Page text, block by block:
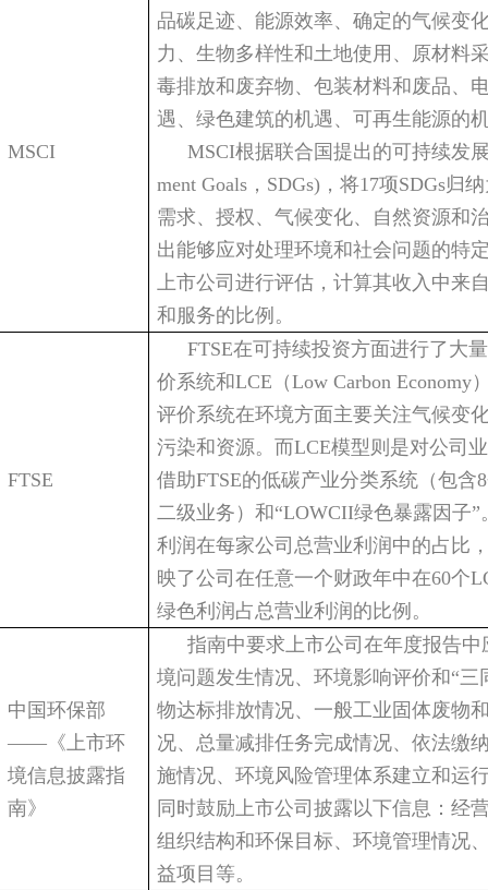
MSCI
品碳足迹、能源效率、确定的气候变
力、生物多样性和土地使用、原材料
毒排放和废弃物、包装材料和废品、
遇、绿色建筑的机遇、可再生能源的
MSCI根据联合国提出的可持续发
ment Goals ， SDGs) ，将17项SDGs归
需求、授权、气候变化、自然资源和
出能够应对处理环境和社会问题的特
上市公司进行评估，计算其收入中来
和服务的比例。
FTSE
FTSE在可持续投资方面进行了大
价系统和LCE （Low Carbon Economy
评价系统在环境方面主要关注气候变
污染和资源。而LCE模型则是对公司
借助FTSE的低碳产业分类系统（包含8
二级业务）和 “LOWCII绿色暴露因子”
利润在每家公司总营业利润中的占比
映了公司在任意一个财政年中在60个
绿色利润占总营业利润的比例。
中国环保部
—— 《上市环
境信息披露指
南》
指南中要求上市公司在年度报告
境问题发生情况、环境影响评价和 “三
物达标排放情况、一般工业固体废物
况、总量减排任务完成情况、依法缴
施情况、环境风险管理体系建立和运
同时鼓励上市公司披露以下信息：经
组织结构和环保目标、环境管理情况
益项目等。